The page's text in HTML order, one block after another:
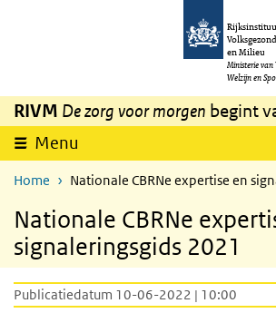
Overslaan en naar de inhoud gaan
en Milieu
Ministerie van
Welzijn en
RIVM De zorg voor morgen begint
Menu
Home Nationale CBRNe expertise en
Nationale CBRNe
signaleringsgids 2021
Publicatiedatum 10-06-2022 | 10:00